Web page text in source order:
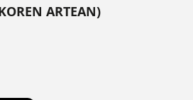
ARTEAN)